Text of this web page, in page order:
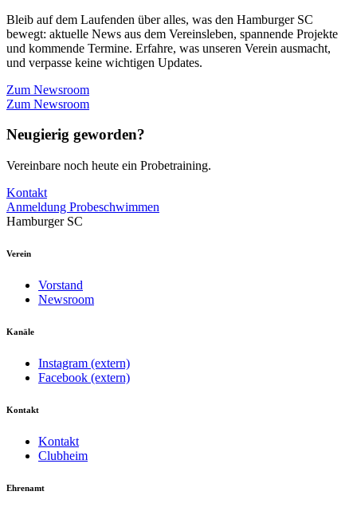
Bleib auf dem Laufenden über alles, was den Hamburger SC
bewegt: aktuelle News aus dem Vereinsleben, spannende Projekte
und kommende Termine. Erfahre, was unseren Verein ausmacht,
und verpasse keine wichtigen Updates.
Zum Newsroom
Zum Newsroom
Neugierig geworden?
Vereinbare noch heute ein Probetraining.
Kontakt
Anmeldung Probeschwimmen
Hamburger SC
Verein
Vorstand
Newsroom
Kanäle
Instagram (extern)
Facebook (extern)
Kontakt
Kontakt
Clubheim
Ehrenamt